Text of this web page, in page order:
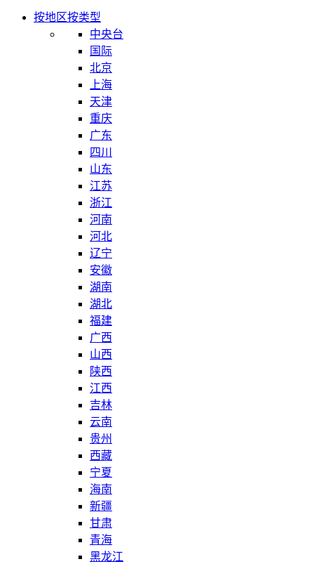
按地区按类型
中央台
国际
北京
上海
天津
重庆
广东
四川
山东
江苏
浙江
河南
河北
辽宁
安徽
湖南
湖北
福建
广西
山西
陕西
江西
吉林
云南
贵州
西藏
宁夏
海南
新疆
甘肃
青海
黑龙江